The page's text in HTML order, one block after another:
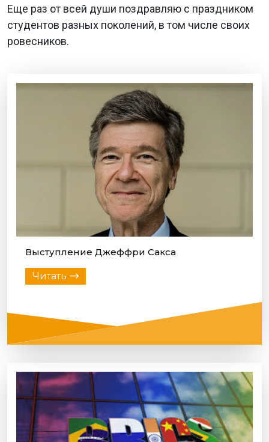
Еще раз от всей души поздравляю с праздником
студентов разных поколений, в том числе своих
ровесников.
Выступление Джеффри Сакса
Читать